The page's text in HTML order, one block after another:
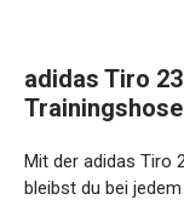
Trainingshose
bleibst du bei
AEROREADY-